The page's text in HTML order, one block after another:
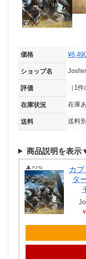
価格
ショップ名
評価 （1
在庫状況 在庫
送料 送料別
商品説明を表
カ
タ